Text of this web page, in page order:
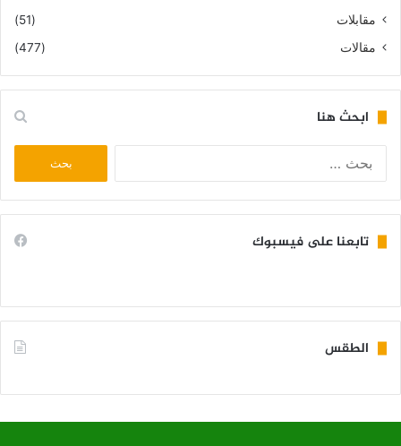
مقابلات
(51)
مقالات
(477)
ابحث هنا
تابعنا على فيسبوك
الطقس